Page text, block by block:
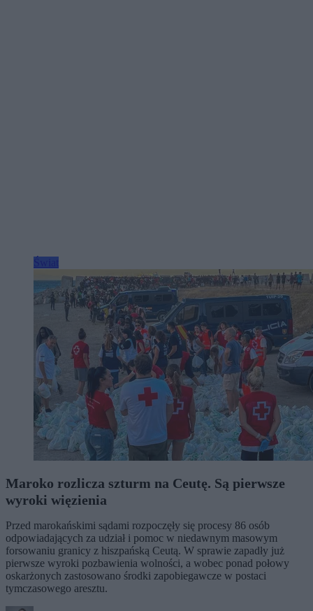
Maroko rozlicza szturm na Ceutę. Są pierwsze
wyroki więzienia
Przed marokańskimi sądami rozpoczęły się procesy 86 osób
odpowiadających za udział i pomoc w niedawnym masowym
forsowaniu granicy z hiszpańską Ceutą. W sprawie zapadły już
pierwsze wyroki pozbawienia wolności, a wobec ponad połowy
oskarżonych zastosowano środki zapobiegawcze w postaci
tymczasowego aresztu.